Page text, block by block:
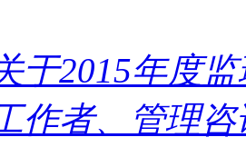
于2015年度
作者、管理